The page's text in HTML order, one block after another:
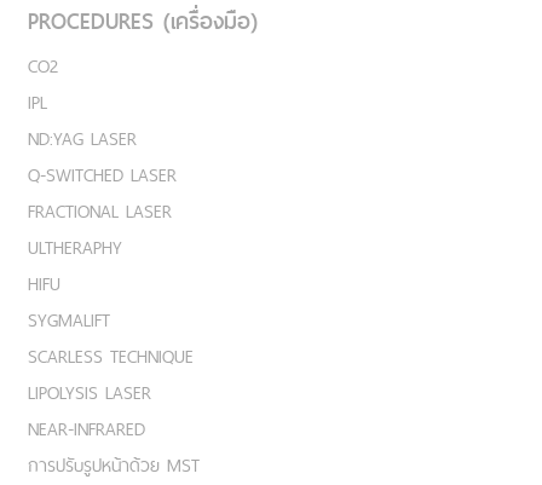
PROCEDURES (เครื่องมือ)
CO2
IPL
ND:YAG LASER
Q-SWITCHED LASER
FRACTIONAL LASER
ULTHERAPHY
HIFU
SYGMALIFT
SCARLESS TECHNIQUE
LIPOLYSIS LASER
NEAR-INFRARED
การปรับรูปหน้าด้วย MST